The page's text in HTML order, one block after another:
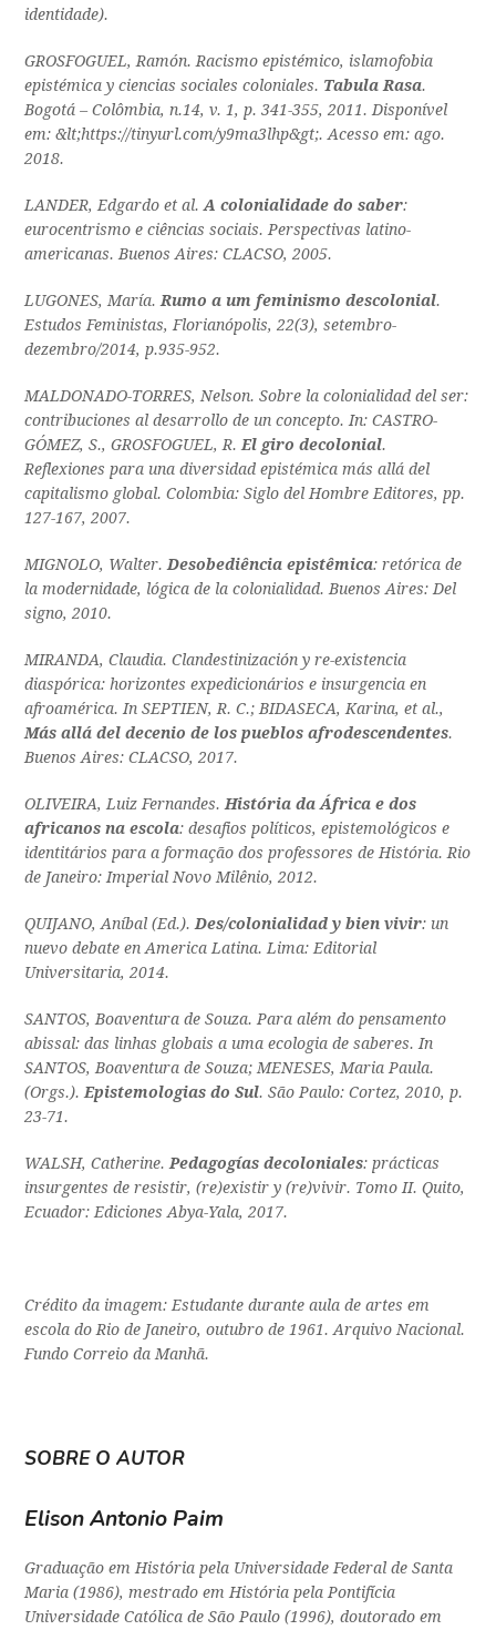
identidade).
GROSFOGUEL, Ramón. Racismo epistémico, islamofobia
epistémica y ciencias sociales coloniales. Tabula Rasa.
Bogotá – Colômbia, n.14, v. 1, p. 341-355, 2011. Disponível
em: &lt;https://tinyurl.com/y9ma3lhp&gt;. Acesso em: ago.
2018.
LANDER, Edgardo et al.A colonialidade do saber:
eurocentrismo e ciências sociais. Perspectivas latino-
americanas. Buenos Aires: CLACSO, 2005.
LUGONES, María. Rumo a um feminismo descolonial.
Estudos Feministas, Florianópolis, 22(3), setembro-
dezembro/2014, p.935-952.
MALDONADO-TORRES, Nelson. Sobre la colonialidad del ser:
contribuciones al desarrollo de un concepto. In: CASTRO-
GÓMEZ, S., GROSFOGUEL, R. El giro decolonial.
Reflexiones para una diversidad epistémica más allá del
capitalismo global. Colombia: Siglo del Hombre Editores, pp.
127-167, 2007.
MIGNOLO, Walter. Desobediência epistêmica: retórica de
la modernidade, lógica de la colonialidad. Buenos Aires: Del
signo, 2010.
MIRANDA, Claudia. Clandestinización y re-existencia
diaspórica: horizontes expedicionários e insurgencia en
afroamérica. In SEPTIEN, R. C.; BIDASECA, Karina, et al.,
Más allá del decenio de los pueblos afrodescendentes.
Buenos Aires: CLACSO, 2017.
OLIVEIRA, Luiz Fernandes. História da África e dos
africanos na escola: desafios políticos, epistemológicos e
identitários para a formação dos professores de História. Rio
de Janeiro: Imperial Novo Milênio, 2012.
QUIJANO, Aníbal (Ed.). Des/colonialidad y bien vivir: un
nuevo debate en America Latina. Lima: Editorial
Universitaria, 2014.
SANTOS, Boaventura de Souza. Para além do pensamento
abissal: das linhas globais a uma ecologia de saberes. In
SANTOS, Boaventura de Souza; MENESES, Maria Paula.
(Orgs.). Epistemologias do Sul. São Paulo: Cortez, 2010, p.
23-71.
WALSH, Catherine. Pedagogías decoloniales: prácticas
insurgentes de resistir, (re)existir y (re)vivir. Tomo II. Quito,
Ecuador: Ediciones Abya-Yala, 2017.
Crédito da imagem: Estudante durante aula de artes em
escola do Rio de Janeiro, outubro de 1961. Arquivo Nacional.
Fundo Correio da Manhã.
SOBRE O AUTOR
Elison Antonio Paim
Graduação em História pela Universidade Federal de Santa
Maria (1986), mestrado em História pela Pontifícia
Universidade Católica de São Paulo (1996), doutorado em